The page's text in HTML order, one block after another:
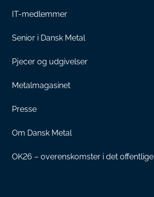
IT-medlemmer
Senior i Dansk Metal
Pjecer og udgivelser
Metalmagasinet
Presse
Om Dansk Metal
OK26 – overenskomster i det offentlige